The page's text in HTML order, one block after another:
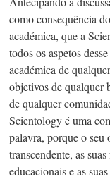
como consequência
académica, que a
todos os aspetos
académica de
objetivos de qualquer
de qualquer
Scientology é uma
palavra, porque o seu
transcendente, as
educacionais e as